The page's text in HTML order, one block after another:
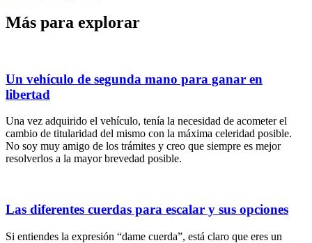
Más para explorar
Un vehículo de segunda mano para ganar en
libertad
Una vez adquirido el vehículo, tenía la necesidad de acometer el
cambio de titularidad del mismo con la máxima celeridad posible.
No soy muy amigo de los trámites y creo que siempre es mejor
resolverlos a la mayor brevedad posible.
Las diferentes cuerdas para escalar y sus opciones
Si entiendes la expresión “dame cuerda”, está claro que eres un